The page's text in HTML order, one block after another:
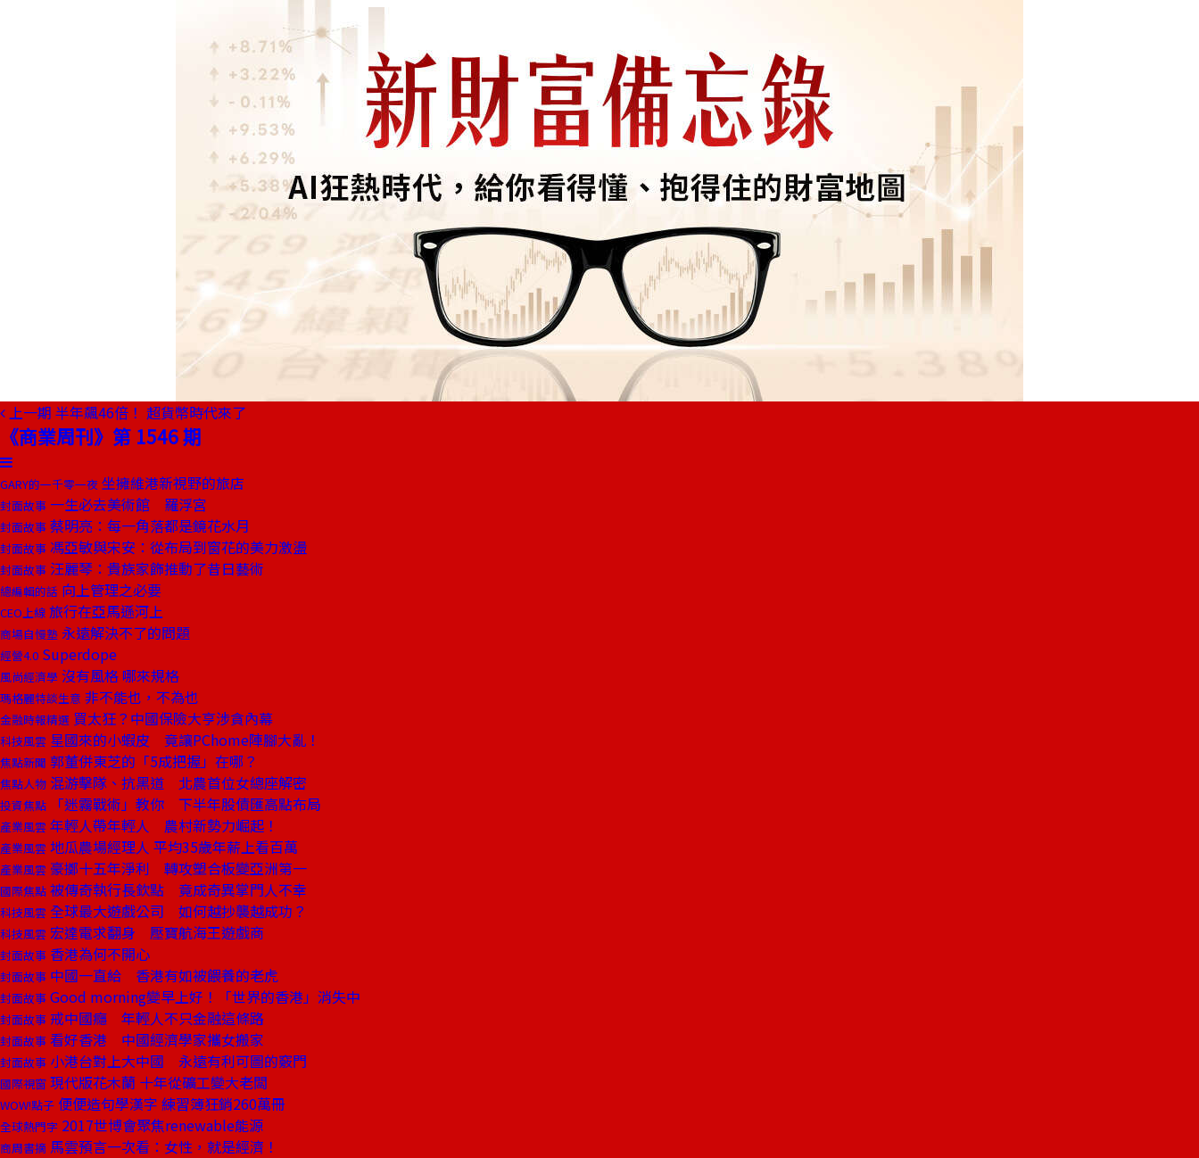
上一期 半年飆46倍！ 超貨幣時代來了
《商業周刊》第 1546 期
GARY的一千零一夜 坐擁維港新視野的旅店
封面故事 一生必去美術館 羅浮宮
封面故事 蔡明亮：每一角落都是鏡花水月
封面故事 馮亞敏與宋安：從布局到窗花的美力激盪
封面故事 汪麗琴：貴族家飾推動了昔日藝術
總編輯的話 向上管理之必要
CEO上線 旅行在亞馬遜河上
商場自慢塾 永遠解決不了的問題
經營4.0 Superdope
風尚經濟學 沒有風格 哪來規格
瑪格麗特談生意 非不能也，不為也
金融時報精選 買太狂？中國保險大亨涉貪內幕
科技風雲 星國來的小蝦皮 竟讓PChome陣腳大亂！
焦點新聞 郭董併東芝的「5成把握」在哪？
焦點人物 混游擊隊、抗黑道 北農首位女總座解密
投資焦點 「迷霧戰術」教你 下半年股債匯高點布局
產業風雲 年輕人帶年輕人 農村新勢力崛起！
產業風雲 地瓜農場經理人 平均35歲年薪上看百萬
產業風雲 豪擲十五年淨利 轉攻塑合板變亞洲第一
國際焦點 被傳奇執行長欽點 竟成奇異掌門人不幸
科技風雲 全球最大遊戲公司 如何越抄襲越成功？
科技風雲 宏達電求翻身 壓寶航海王遊戲商
封面故事 香港為何不開心
封面故事 中國一直給 香港有如被餵養的老虎
封面故事 Good morning變早上好！「世界的香港」消失中
封面故事 戒中國癮 年輕人不只金融這條路
封面故事 看好香港 中國經濟學家攜女搬家
封面故事 小港台對上大中國 永遠有利可圖的竅門
國際視窗 現代版花木蘭 十年從礦工變大老闆
WOW!點子 便便造句學漢字 練習簿狂銷260萬冊
全球熱門字 2017世博會聚焦renewable能源
商周書摘 馬雲預言一次看：女性，就是經濟！